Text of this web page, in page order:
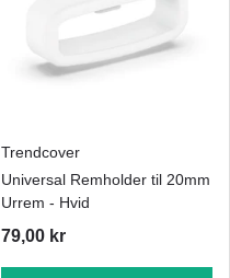
Trendcover
Universal Remholder til 20mm
Urrem - Hvid
79,00 kr